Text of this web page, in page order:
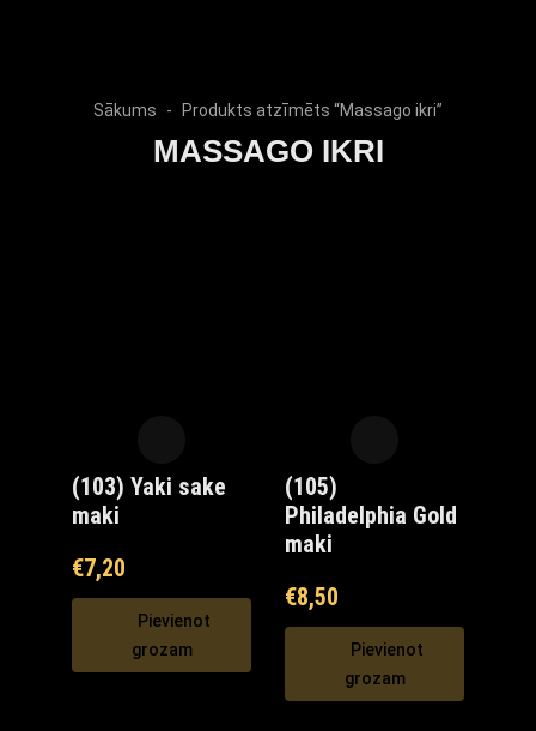
Sākums Produkts atzīmēts “Massago ikri”
MASSAGO IKRI
(103) Yaki sake
maki
€7,20
Pievienot
grozam
(105)
Philadelphia Gold
maki
€8,50
Pievienot
grozam